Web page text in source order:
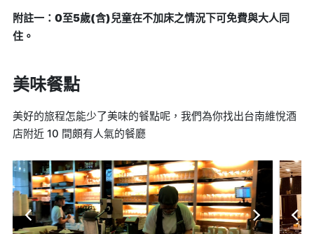
附註一：0至5歲(含)兒童在不加床之情況下可免費與大人同
住。
美味餐點
美好的旅程怎能少了美味的餐點呢，我們為你找出台南維悅酒
店附近 10 間頗有人氣的餐廳